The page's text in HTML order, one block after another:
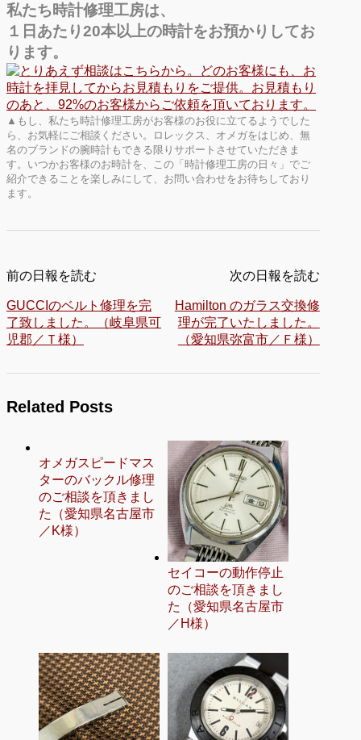
私たち時計修理工房は、
１日あたり20本以上の時計をお預かりしてお
ります。
▲もし、私たち時計修理工房がお客様のお役に立てるようでした
ら、お気軽にご相談ください。ロレックス、オメガをはじめ、無
名のブランドの腕時計もできる限りサポートさせていただきま
す。いつかお客様のお時計を、この「時計修理工房の日々」でご
紹介できることを楽しみにして、お問い合わせをお待ちしており
ます。
前の日報を読む
GUCCIのベルト修理を完
了致しました。（岐阜県可
児郡／Ｔ様）
次の日報を読む
Hamilton のガラス交換修
理が完了いたしました。
（愛知県弥富市／Ｆ様）
Related Posts
オメガスピードマス
ターのバックル修理
のご相談を頂きまし
た（愛知県名古屋市
／K様）
セイコーの動作停止
のご相談を頂きまし
た（愛知県名古屋市
／H様）